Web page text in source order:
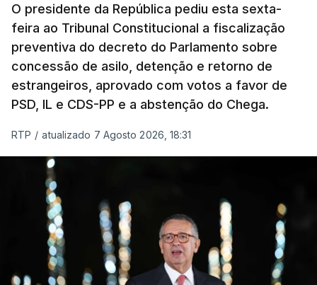
Presidente da República.
Assegurar que "ninguém é
prejudicado"
O Preisdente deixa, no entanto, deixa alguns
avisos:uma reforma desta dimensão "deve ter
como primeiro critério a proteção das pessoas"
e "nenhum processo de simplificação pode
traduzir-se numa diminuição da proteção
social".
António José Seguro vinca que se deverá
O presidente da República pediu esta sexta-
feira ao Tribunal Constitucional a fiscalização
preventiva do decreto do Parlamento sobre
concessão de asilo, detenção e retorno de
estrangeiros, aprovado com votos a favor de
PSD, IL e CDS-PP e a abstenção do Chega.
RTP / atualizado 7 Agosto 2026, 18:31